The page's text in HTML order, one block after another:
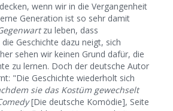
wenn wir in die Vergangenheit
Generation ist so sehr damit
zu leben, dass
die Geschichte dazu neigt, sich
sehen wir keinen Grund dafür, die
zu lernen. Doch der deutsche Autor
"Die Geschichte wiederholt sich
sie das Kostüm gewechselt
[Die deutsche Komödie], Seite